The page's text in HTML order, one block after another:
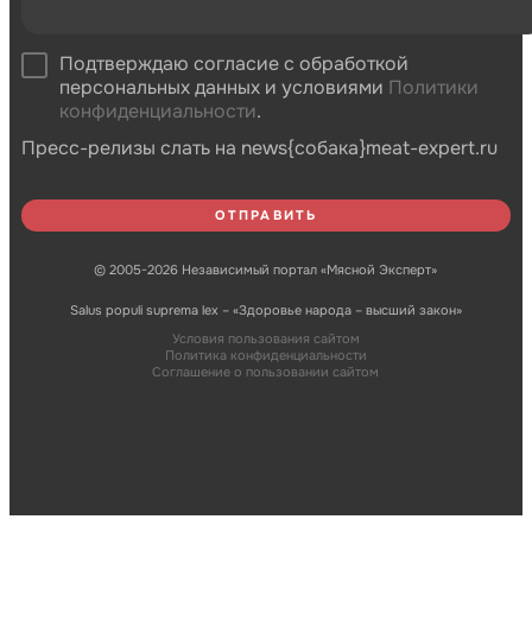
Подтверждаю согласие с обработкой
персональных данных и условиями Политики
конфиденциальности.
Пресс-релизы слать на news{собака}meat-expert.ru
© 2005-2026 Независимый портал «Мясной Эксперт»
Salus populi suprema lex – «Здоровье народа – высший закон»
Условия пользования сайтом
Политика конфиденциальности
Соглашение о пользовании сайтом